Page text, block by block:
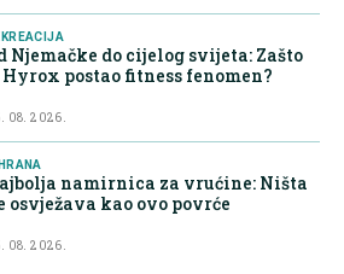
Njemačke do cijelog svijeta: Zašto
Hyrox postao fitness fenomen?
08. 2026.
namirnica za vrućine: Ništa
osvježava kao ovo povrće
08. 2026.